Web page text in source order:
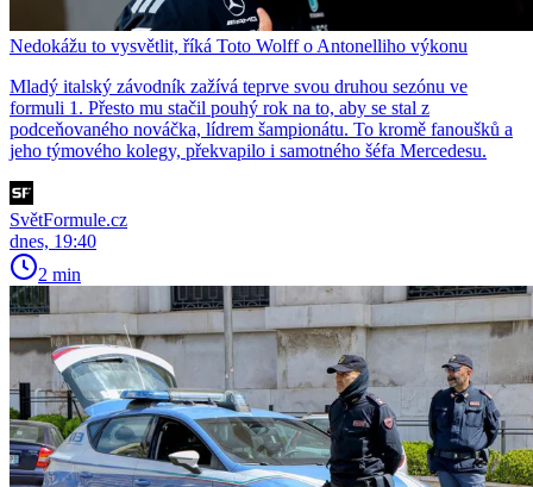
Nedokážu to vysvětlit, říká Toto Wolff o Antonelliho výkonu
Mladý italský závodník zažívá teprve svou druhou sezónu ve
formuli 1. Přesto mu stačil pouhý rok na to, aby se stal z
podceňovaného nováčka, lídrem šampionátu. To kromě fanoušků a
jeho týmového kolegy, překvapilo i samotného šéfa Mercedesu.
SvětFormule.cz
dnes, 19:40
2 min